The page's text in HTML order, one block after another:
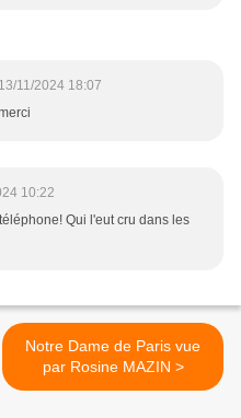
13/11/2024 18:07
10:22
Qui l'eut cru dans les
Notre Dame de Paris vue
par Rosine MAZIN >